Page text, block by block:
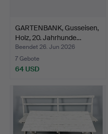
GARTENBANK, Gusseisen,
Holz, 20. Jahrhunde…
Beendet 26. Jun 2026
7 Gebote
64 USD